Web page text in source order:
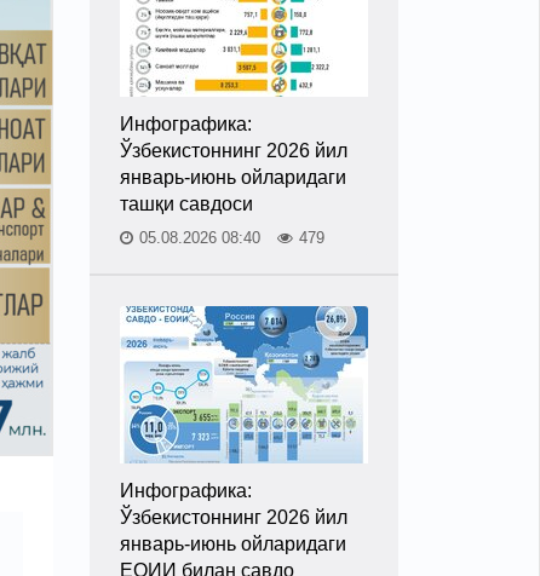
Инфографика:
Ўзбекистоннинг 2026 йил
январь-июнь ойларидаги
ташқи савдоси
05.08.2026 08:40 479
Инфографика:
Ўзбекистоннинг 2026 йил
январь-июнь ойларидаги
ЕОИИ билан савдо